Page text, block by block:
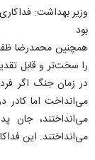
وزیر بهداشت:
بود
همچنین محمدرضا
را سخت‌تر و قابل
در زمان جنگ اگر
می‌انداخت اما کادر
می‌انداختند، جان
می‌انداختند‌. این